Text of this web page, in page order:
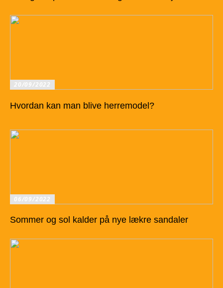
20/09/2022
Hvordan kan man blive herremodel?
06/09/2022
Sommer og sol kalder på nye lækre sandaler